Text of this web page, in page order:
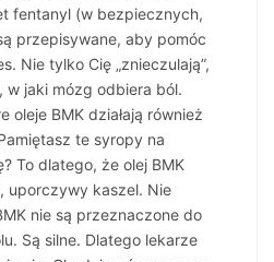
fentanyl (w bezpiecznych,
przepisywane, aby pomóc
Nie tylko Cię „znieczulają”,
w jaki mózg odbiera ból.
oleje BMK działają również
te syropy na
To dlatego, że olej BMK
uporczywy kaszel. Nie
nie są przeznaczone do
Są silne. Dlatego lekarze